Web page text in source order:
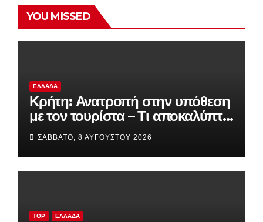
YOU MISSED
ΕΛΛΆΔΑ
Κρήτη: Ανατροπή στην υπόθεση
με τον τουρίστα – Τι αποκαλύπτει
η έρευνα της ΕΛ.ΑΣ. για την
ανήλικη
ΣΆΒΒΑΤΟ, 8 ΑΥΓΟΎΣΤΟΥ 2026
TOP ΕΛΛΆΔΑ